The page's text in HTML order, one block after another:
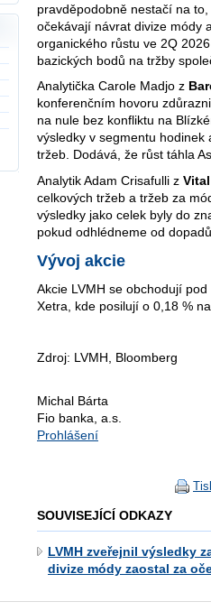
pravděpodobně nestačí na
očekávají návrat divize módy
organického růstu ve 2Q
bazických bodů na tržby
Analytička Carole Madjo z
konferenčním hovoru
na nule bez konfliktu na
výsledky v segmentu
tržeb. Dodává, že růst táhla
Analytik Adam Crisafulli z
celkových tržeb a tržeb za
výsledky jako celek byly do
pokud odhlédneme od
Vývoj akcie
Akcie LVMH se obchodují
Xetra, kde posilují o 0,18 %
Zdroj: LVMH, Bloomberg
Michal Bárta
Fio banka, a.s.
Prohlášení
SOUVISEJÍCÍ ODKAZY
LVMH zveřejnil výsledky
divize módy zaostal za